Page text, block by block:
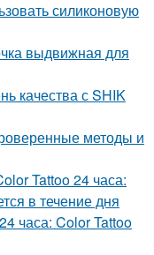
силиконовую
выдвижная для
качества с SHIK
методы и
Tattoo 24 часа:
в течение дня
часа: Color Tattoo